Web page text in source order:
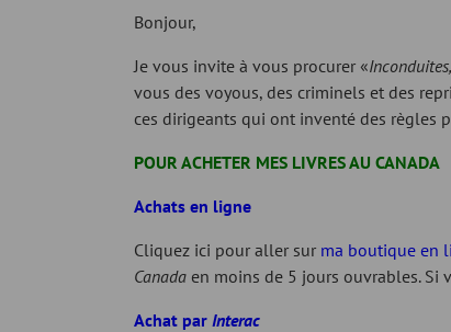
Bonjour,
Je vous invite à vous procurer «
vous des voyous, des criminels et des
ces dirigeants qui ont inventé des règles
POUR ACHETER MES LIVRES AU CANADA
Achats en ligne
Cliquez ici pour aller sur ma boutique en
Canada en moins de 5 jours ouvrables. Si
Achat par Interac